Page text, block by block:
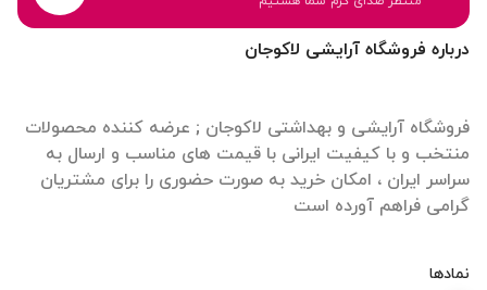
درباره فروشگاه آرایشی لاکوجان
فروشگاه آرایشی و بهداشتی لاکوجان ; عرضه کننده محصولات
منتخب و با کیفیت ایرانی با قیمت های مناسب و ارسال به
سراسر ایران ، امکان خرید به صورت حضوری را برای مشتریان
گرامی فراهم آورده است
نمادها